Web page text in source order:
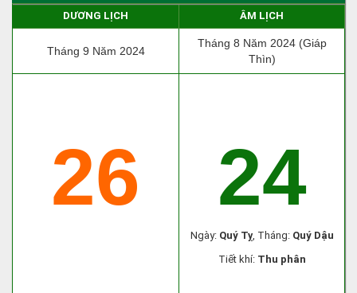
DƯƠNG LỊCH ÂM LỊCH
Tháng 9 Năm 2024
Tháng 8 Năm 2024 (Giáp
Thìn)
26 24
Ngày: Quý Tỵ, Tháng: Quý Dậu
Tiết khí: Thu phân